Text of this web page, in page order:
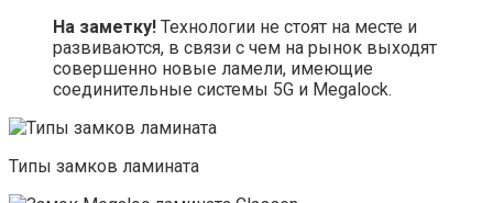
На заметку! Технологии не стоят на месте и
развиваются, в связи с чем на рынок выходят
совершенно новые ламели, имеющие
соединительные системы 5G и Megalock.
Типы замков ламината